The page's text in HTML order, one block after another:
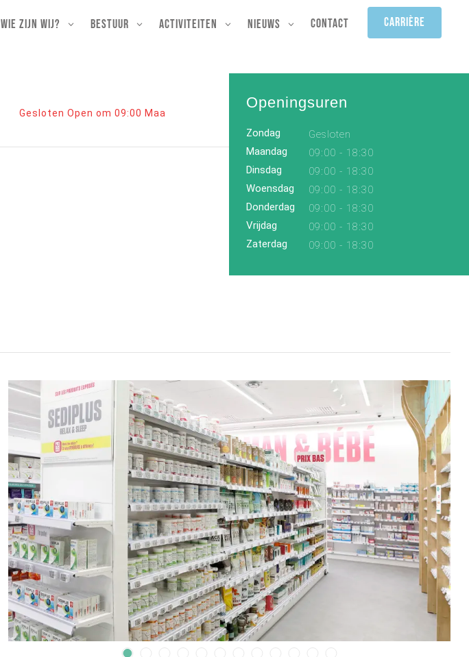
Wie zijn wij? Bestuur Activiteiten Nieuws Contact Carrière
Gesloten Open om 09:00 Maa
Openingsuren
Zondag
Gesloten
Maandag
09:00 - 18:30
Dinsdag
09:00 - 18:30
Woensdag
09:00 - 18:30
Donderdag
09:00 - 18:30
Vrijdag
09:00 - 18:30
Zaterdag
09:00 - 18:30